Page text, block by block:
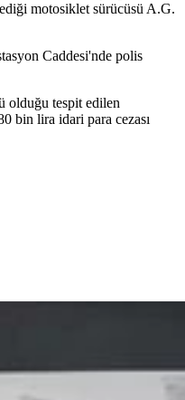
motosiklet sürücüsü A.G.
Caddesi'nde polis
olduğu tespit edilen
bin lira idari para cezası